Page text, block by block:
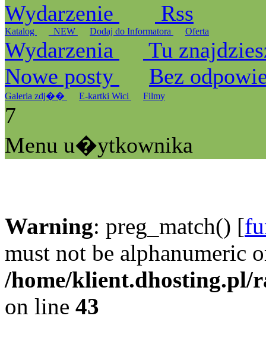
Wydarzenie
Rss
Katalog _NEW Dodaj do Informatora Oferta
Wydarzenia
Tu
Nowe posty
Bez
Galeria zdj�� E-kartki Wici Filmy
7
Menu u�ytkownika
Warning: preg_match() [
must not be alphanumeric
/home/klient.dhosting.pl/
on line 43